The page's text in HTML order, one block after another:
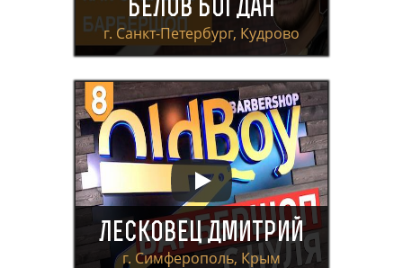
Белов Богдан
г. Санкт-Петербург, Кудрово
Лесковец Дмитрий
г. Симферополь, Крым